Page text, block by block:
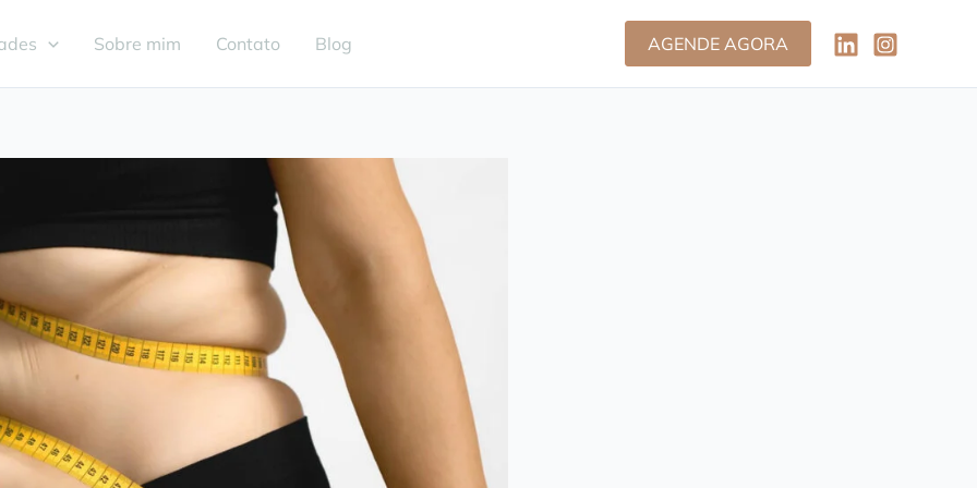
Sobre mim Contato Blog AGENDE AGORA